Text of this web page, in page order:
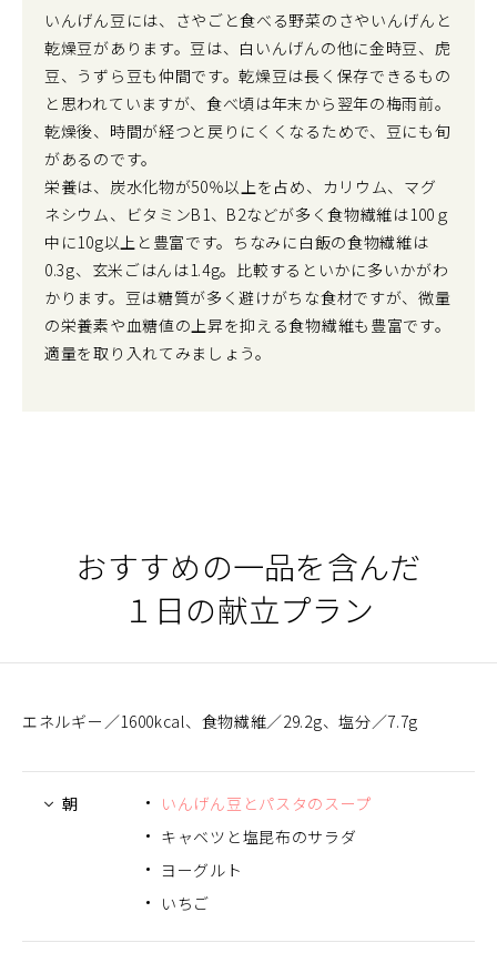
いんげん豆には、さやごと食べる野菜のさやいんげんと
乾燥豆があります。豆は、白いんげんの他に金時豆、虎
豆、うずら豆も仲間です。乾燥豆は長く保存できるもの
と思われていますが、食べ頃は年末から翌年の梅雨前。
乾燥後、時間が経つと戻りにくくなるためで、豆にも旬
があるのです。
栄養は、炭水化物が50％以上を占め、カリウム、マグ
ネシウム、ビタミンB1、B2などが多く食物繊維は100ｇ
中に10g以上と豊富です。ちなみに白飯の食物繊維は
0.3g、玄米ごはんは1.4g。比較するといかに多いかがわ
かります。豆は糖質が多く避けがちな食材ですが、微量
の栄養素や血糖値の上昇を抑える食物繊維も豊富です。
適量を取り入れてみましょう。
おすすめの一品を含んだ
１日の献立プラン
エネルギー 1600kcal 食物繊維 29.2g 塩分 7.7g
朝
いんげん豆とパスタのスープ
キャベツと塩昆布のサラダ
ヨーグルト
いちご